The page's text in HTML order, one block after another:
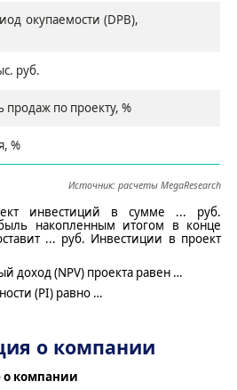
окупаемости (DPB),
руб.
продаж по проекту, %
%
Источник: расчеты MegaResearch
инвестиций в сумме ... руб.
накопленным итогом в конце
... руб. Инвестиции в проект
доход (NPV) проекта равен …
(PI) равно …
о компании
компании